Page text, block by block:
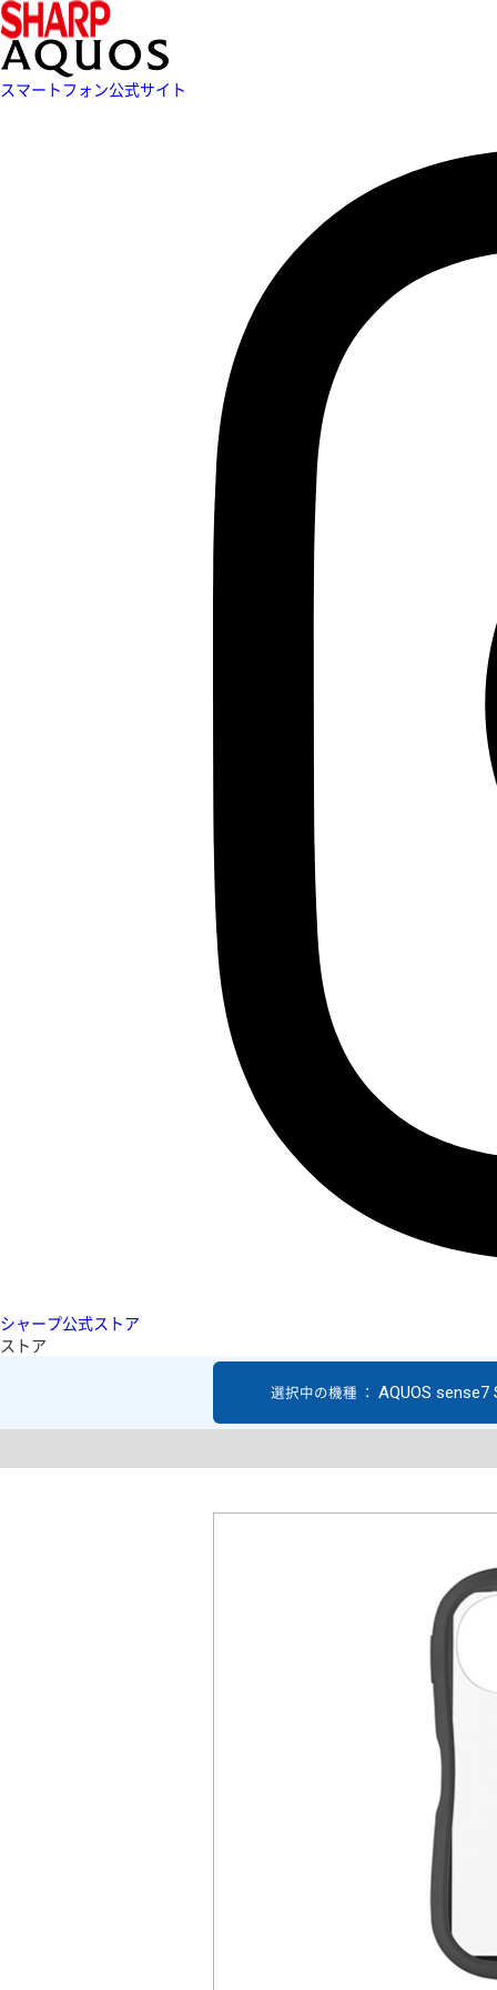
スマートフォン公式サイト
シャープ公式ストア
ストア
選択中の機種 ： AQUOS sense7